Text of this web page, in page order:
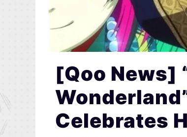
[Qoo News]
Celebrates